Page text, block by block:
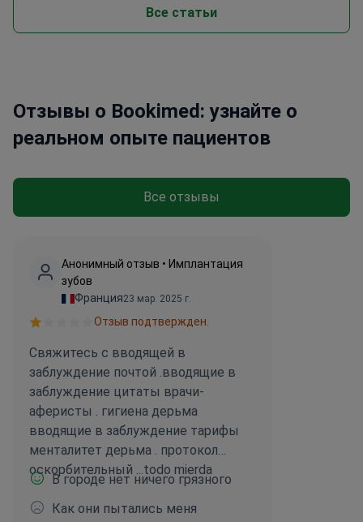
Все статьи
Отзывы о Bookimed: узнайте о
реальном опыте пациентов
Все отзывы
Анонимный отзыв • Имплантация
зубов
Франция23 мар. 2025 г.
Отзыв подтвержден.
Свяжитесь с вводящей в
заблуждение почтой .вводящие в
заблуждение цитаты врачи-
аферисты . гигиена дерьма
вводящие в заблуждение тарифы
менталитет дерьма . протокол
оскорбительный ...todo mierda
В городе нет ничего грязного
Как они пытались меня